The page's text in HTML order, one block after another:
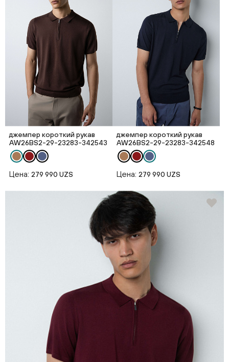
джемпер короткий рукав
AW26BS2-29-23283-342543
Цена: 279 990 UZS
джемпер короткий рукав
AW26BS2-29-23283-342548
Цена: 279 990 UZS